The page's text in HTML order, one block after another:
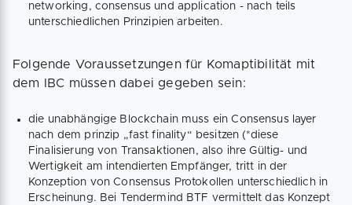
networking, consensus und application - nach teils
unterschiedlichen Prinzipien arbeiten.
Folgende Voraussetzungen für Komaptibilität mit
dem IBC müssen dabei gegeben sein:
die unabhängige Blockchain muss ein Consensus layer
nach dem prinzip „fast finality“ besitzen (*diese
Finalisierung von Transaktionen, also ihre Gültig- und
Wertigkeit am intendierten Empfänger, tritt in der
Konzeption von Consensus Protokollen unterschiedlich in
Erscheinung. Bei Tendermind BTF vermittelt das Konzept